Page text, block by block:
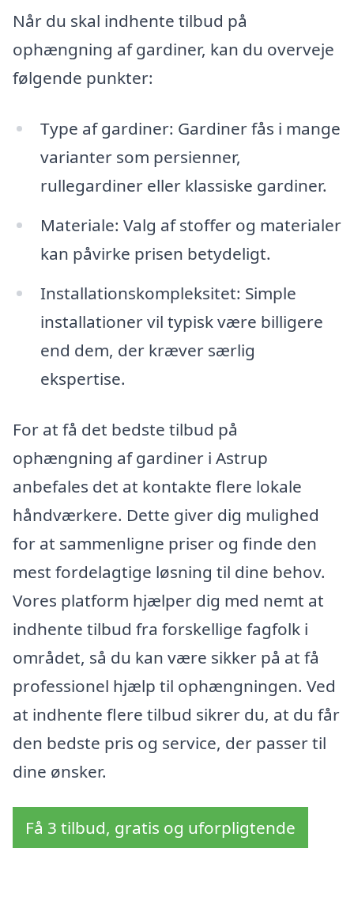
Når du skal indhente tilbud på
ophængning af gardiner, kan du overveje
følgende punkter:
Type af gardiner: Gardiner fås i mange
varianter som persienner,
rullegardiner eller klassiske gardiner.
Materiale: Valg af stoffer og materialer
kan påvirke prisen betydeligt.
Installationskompleksitet: Simple
installationer vil typisk være billigere
end dem, der kræver særlig
ekspertise.
For at få det bedste tilbud på
ophængning af gardiner i Astrup
anbefales det at kontakte flere lokale
håndværkere. Dette giver dig mulighed
for at sammenligne priser og finde den
mest fordelagtige løsning til dine behov.
Vores platform hjælper dig med nemt at
indhente tilbud fra forskellige fagfolk i
området, så du kan være sikker på at få
professionel hjælp til ophængningen. Ved
at indhente flere tilbud sikrer du, at du får
den bedste pris og service, der passer til
dine ønsker.
Få 3 tilbud, gratis og uforpligtende